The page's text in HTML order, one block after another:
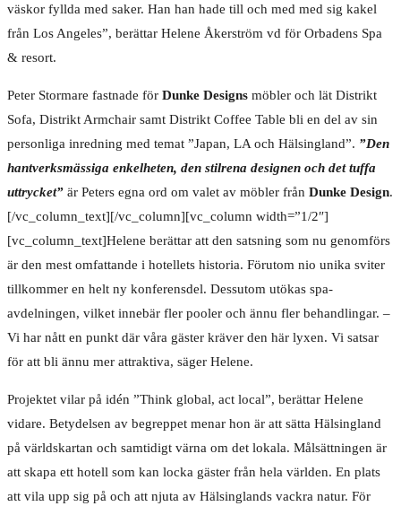
väskor fyllda med saker. Han han hade till och med med sig kakel
från Los Angeles”, berättar Helene Åkerström vd för Orbadens Spa
& resort.
Peter Stormare fastnade för Dunke Designs möbler och lät Distrikt
Sofa, Distrikt Armchair samt Distrikt Coffee Table bli en del av sin
personliga inredning med temat ”Japan, LA och Hälsingland”. ”Den
hantverksmässiga enkelheten, den stilrena designen och det tuffa
uttrycket” är Peters egna ord om valet av möbler från Dunke Design.
[/vc_column_text][/vc_column][vc_column width=”1/2″]
[vc_column_text]Helene berättar att den satsning som nu genomförs
är den mest omfattande i hotellets historia. Förutom nio unika sviter
tillkommer en helt ny konferensdel. Dessutom utökas spa-
avdelningen, vilket innebär fler pooler och ännu fler behandlingar. –
Vi har nått en punkt där våra gäster kräver den här lyxen. Vi satsar
för att bli ännu mer attraktiva, säger Helene.
Projektet vilar på idén ”Think global, act local”, berättar Helene
vidare. Betydelsen av begreppet menar hon är att sätta Hälsingland
på världskartan och samtidigt värna om det lokala. Målsättningen är
att skapa ett hotell som kan locka gäster från hela världen. En plats
att vila upp sig på och att njuta av Hälsinglands vackra natur. För